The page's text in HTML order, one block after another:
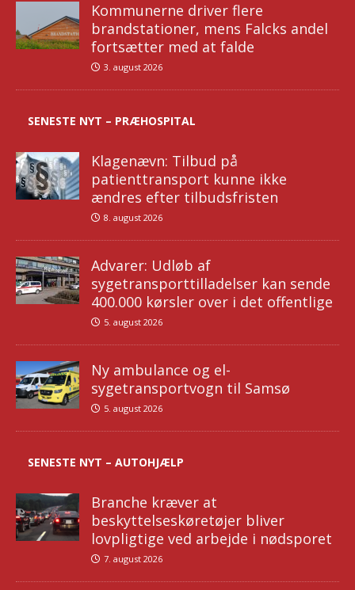
Kommunerne driver flere
brandstationer, mens Falcks andel
fortsætter med at falde
3. august 2026
SENESTE NYT – PRÆHOSPITAL
Klagenævn: Tilbud på
patienttransport kunne ikke
ændres efter tilbudsfristen
8. august 2026
Advarer: Udløb af
sygetransporttilladelser kan sende
400.000 kørsler over i det offentlige
5. august 2026
Ny ambulance og el-
sygetransportvogn til Samsø
5. august 2026
SENESTE NYT – AUTOHJÆLP
Branche kræver at
beskyttelseskøretøjer bliver
lovpligtige ved arbejde i nødsporet
7. august 2026